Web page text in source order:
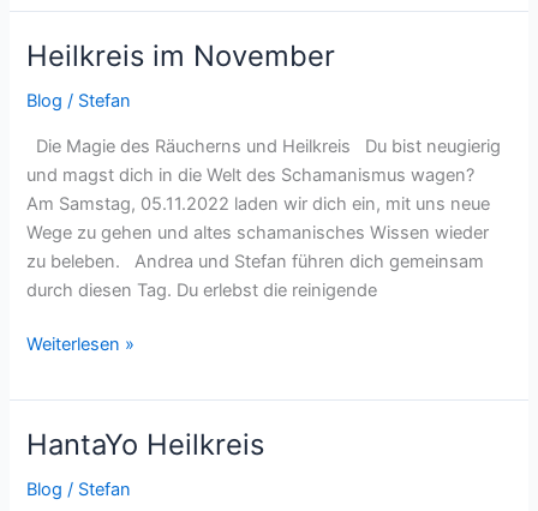
Heilkreis im November
Blog / Stefan
Die Magie des Räucherns und Heilkreis Du bist neugierig
und magst dich in die Welt des Schamanismus wagen?
Am Samstag, 05.11.2022 laden wir dich ein, mit uns neue
Wege zu gehen und altes schamanisches Wissen wieder
zu beleben. Andrea und Stefan führen dich gemeinsam
durch diesen Tag. Du erlebst die reinigende
Heilkreis
November
Weiterlesen »
HantaYo Heilkreis
Blog / Stefan
HantaYo